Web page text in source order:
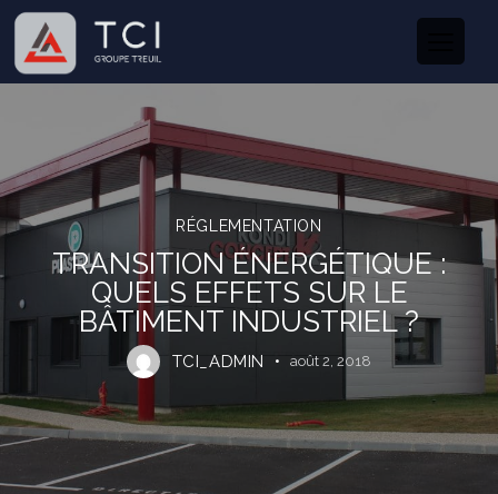
RÉGLEMENTATION
TRANSITION ÉNERGÉTIQUE :
QUELS EFFETS SUR LE
BÂTIMENT INDUSTRIEL ?
TCI_ADMIN août 2, 2018